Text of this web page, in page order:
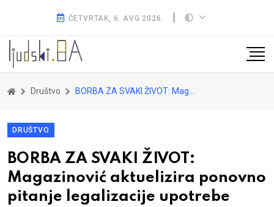
ČETVRTAK, 6. AVG 2026.
Društvo BORBA ZA SVAKI ŽIVOT: Magazinović aktuelizira ponovno pitanje legalizacije upotrebe kanabisa u medicinske svrhe, ovo je poziv svim ljudima u BiH
DRUŠTVO
BORBA ZA SVAKI ŽIVOT:
Magazinović aktuelizira ponovno
pitanje legalizacije upotrebe